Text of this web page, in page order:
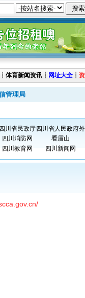
┊ 体育新闻资讯 ┊ 网址大全 ┊
管理局
四川省民政厅 四川省人民政府外
四川消防网
看眉山
四川教育网 四川新闻网